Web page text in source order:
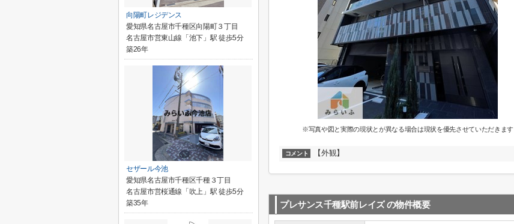
※写真や図と実際の現状とが異なる場合は現状を優先させていただきます
コメント 【外観】
プレサンス千種駅前レイズ の物件概要
向陽町レジデンス
愛知県名古屋市千種区向陽町３丁目
名古屋市営東山線「池下」駅 徒歩5分
築26年
セザール今池
愛知県名古屋市千種区千種３丁目
名古屋市営桜通線「吹上」駅 徒歩5分
築35年